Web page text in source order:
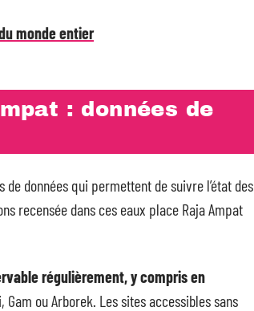
monde entier
: données de
données qui permettent de suivre l’état des
recensée dans ces eaux place Raja Ampat
régulièrement, y compris en
ou Arborek. Les sites accessibles sans